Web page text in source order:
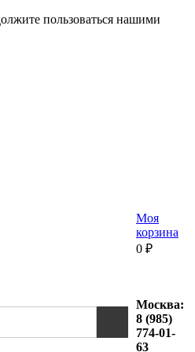
пользоваться нашими
Моя
корзина
0 ₽
Москва:
8 (985)
774-01-
63